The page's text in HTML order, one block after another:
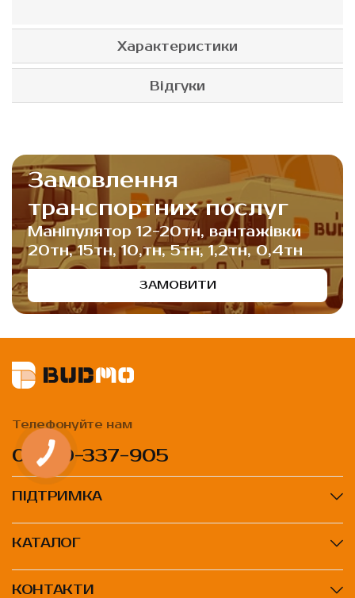
Характеристики
Відгуки
Замовлення
транспортних послуг
Маніпулятор 12-20тн, вантажівки
20тн, 15тн, 10,тн, 5тн, 1,2тн, 0,4тн
ЗАМОВИТИ
Телефонуйте нам
0 800-337-905
ПІДТРИМКА
КАТАЛОГ
КОНТАКТИ